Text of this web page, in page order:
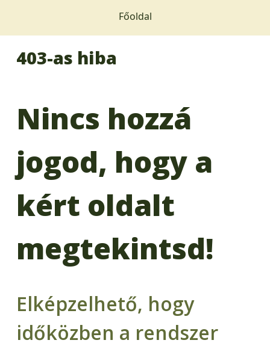
Főoldal
403-as hiba
Nincs hozzá
jogod, hogy a
kért oldalt
megtekintsd!
Elképzelhető, hogy
időközben a rendszer